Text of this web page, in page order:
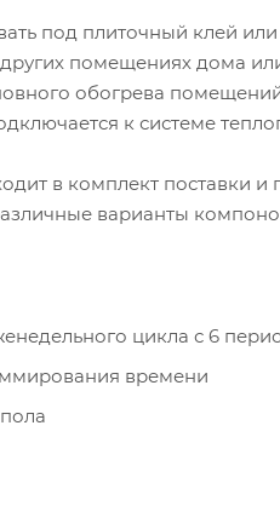
под плиточный клей
помещениях дома
обогрева
к системе
в комплект поставки и
варианты
цикла с 6
времени